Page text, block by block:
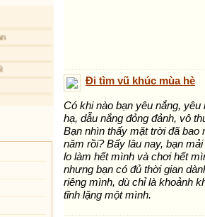
pháp
nghèo
Yang
Thiền
Đi tìm vũ khúc mùa hè
Có khi nào bạn yêu nắng, yêu
hạ, dẫu nắng đỏng đảnh, vô
Bạn nhìn thấy mặt trời đã bao
năm rồi? Bấy lâu nay, bạn
lo làm hết mình và chơi hết
nhưng bạn có đủ thời gian
riêng mình, dù chỉ là khoảnh
tĩnh lặng một mình.